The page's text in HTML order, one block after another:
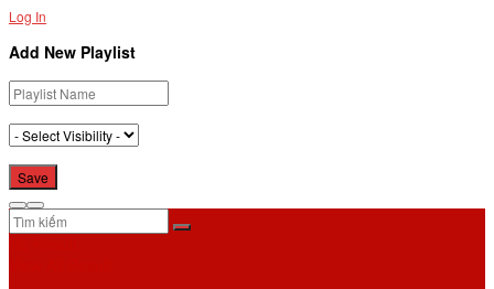
Log In
Add New Playlist